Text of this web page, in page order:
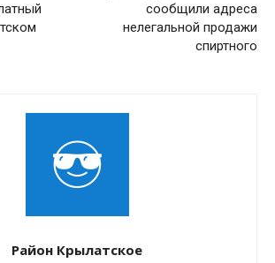
сообщили адреса
нелегальной продажи
спиртного
Район Крылатское